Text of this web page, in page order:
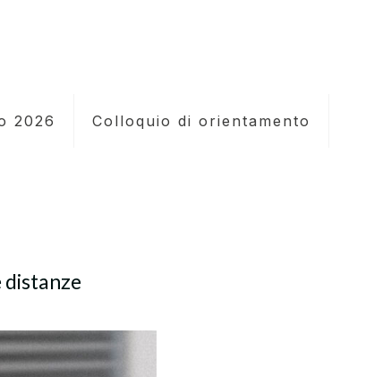
2026 Colloquio di orientamento